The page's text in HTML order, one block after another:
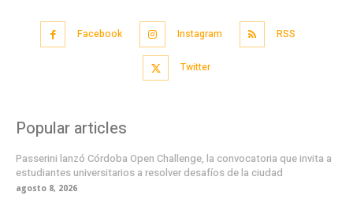
Facebook Instagram RSS
Twitter
Popular articles
Passerini lanzó Córdoba Open Challenge, la convocatoria que invita a
estudiantes universitarios a resolver desafíos de la ciudad
agosto 8, 2026